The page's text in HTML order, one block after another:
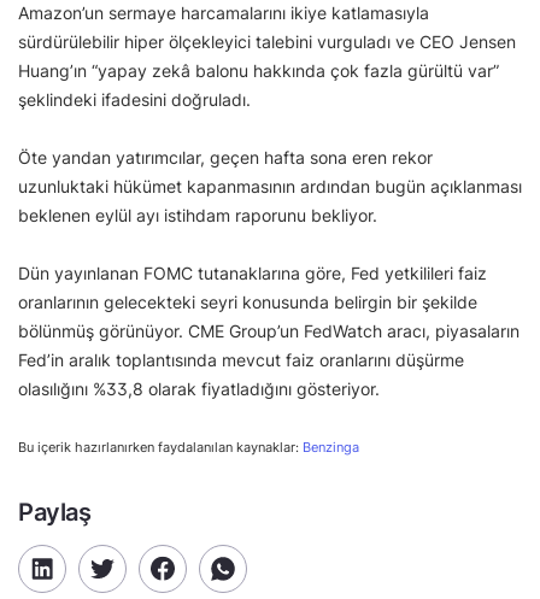
Amazon’un sermaye harcamalarını ikiye katlamasıyla
sürdürülebilir hiper ölçekleyici talebini vurguladı ve CEO Jensen
Huang’ın “yapay zekâ balonu hakkında çok fazla gürültü var”
şeklindeki ifadesini doğruladı.
Öte yandan yatırımcılar, geçen hafta sona eren rekor
uzunluktaki hükümet kapanmasının ardından bugün açıklanması
beklenen eylül ayı istihdam raporunu bekliyor.
Dün yayınlanan FOMC tutanaklarına göre, Fed yetkilileri faiz
oranlarının gelecekteki seyri konusunda belirgin bir şekilde
bölünmüş görünüyor. CME Group’un FedWatch aracı, piyasaların
Fed’in aralık toplantısında mevcut faiz oranlarını düşürme
olasılığını %33,8 olarak fiyatladığını gösteriyor.
Bu içerik hazırlanırken faydalanılan kaynaklar: Benzinga
Paylaş